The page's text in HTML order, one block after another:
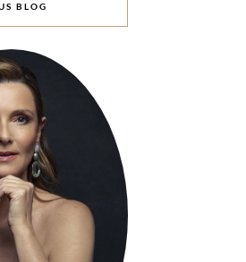
BLOG